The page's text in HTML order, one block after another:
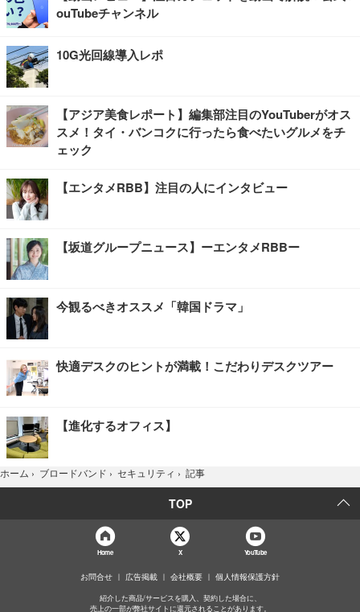
ouTubeチャンネル
10G光回線導入レポ
【アジア美食レポート】編集部注目のYouTuberがオス
スメ！タイ・バンコクに行ったら食べたいグルメをチ
ェック
【エンタメRBB】注目の人にインタビュー
【坂道グループニュース】ーエンタメRBBー
今観るべきオススメ「韓国ドラマ」
快適デスクのヒントが満載！こだわりデスクツアー
【進化するオフィス】
ホーム › ブロードバンド › セキュリティ › 記事
TOP
Home X YouTube
お問合せ 広告掲載 会社概要 個人情報保護方針
紹介した商品/サービスを購入、契約した場合に、
売上の一部が弊社サイトに還元されることがあります。